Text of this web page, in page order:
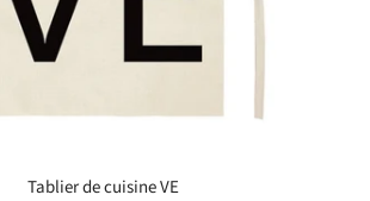
Tablier de cuisine VE